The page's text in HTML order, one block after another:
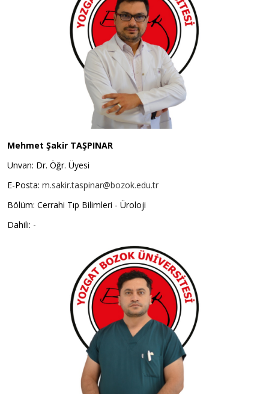
Mehmet Şakir TAŞPINAR
Unvan: Dr. Öğr. Üyesi
E-Posta: m.sakir.taspinar@bozok.edu.tr
Bölüm: Cerrahi Tıp Bilimleri - Üroloji
Dahili: -